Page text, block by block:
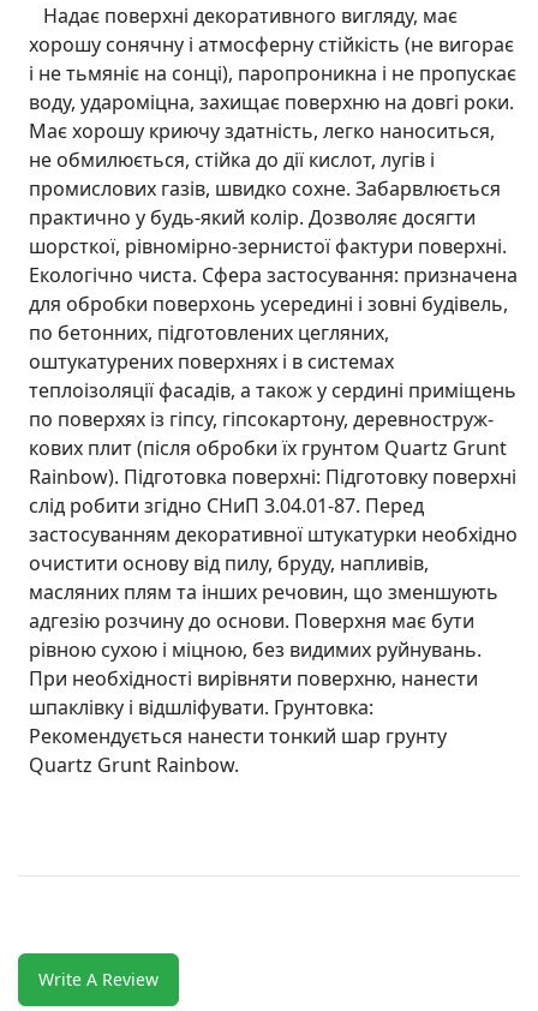
Надає поверхні декоративного вигляду, має
хорошу сонячну і атмосферну стійкість (не вигорає
і не тьмяніє на сонці), паропроникна і не пропускає
воду, удароміцна, захищає поверхню на довгі роки.
Має хорошу криючу здатність, легко наноситься,
не обмилюється, стійка до дії кислот, лугів і
промислових газів, швидко сохне. Забарвлюється
практично у будь-який колір. Дозволяє досягти
шорсткої, рівномірно-зернистої фактури поверхні.
Екологічно чиста. Сфера застосування: призначена
для обробки поверхонь усередині і зовні будівель,
по бетонних, підготовлених цегляних,
оштукатурених поверхнях і в системах
теплоізоляції фасадів, а також у сердині приміщень
по поверхях із гіпсу, гіпсокартону, деревноструж-
кових плит (після обробки їх грунтом Quartz Grunt
Rainbow). Підготовка поверхні: Підготовку поверхні
слід робити згідно СНиП 3.04.01-87. Перед
застосуванням декоративної штукатурки необхідно
очистити основу від пилу, бруду, напливів,
масляних плям та інших речовин, що зменшують
адгезію розчину до основи. Поверхня має бути
рівною сухою і міцною, без видимих руйнувань.
При необхідності вирівняти поверхню, нанести
шпаклівку і відшліфувати. Грунтовка:
Рекомендується нанести тонкий шар грунту
Quartz Grunt Rainbow.
Write A Review